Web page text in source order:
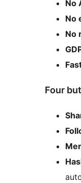
No
No
No
Four